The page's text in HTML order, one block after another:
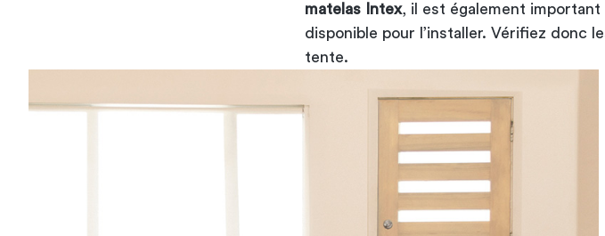
matelas Intex, il est également
disponible pour l’installer. Vérifiez donc
tente.